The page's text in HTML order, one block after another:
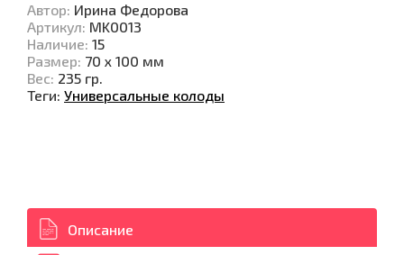
Автор: Ирина Федорова
Артикул: MK0013
Наличие: 15
Размер: 70 х 100 мм
Вес: 235 гр.
Теги: Универсальные колоды
Описание